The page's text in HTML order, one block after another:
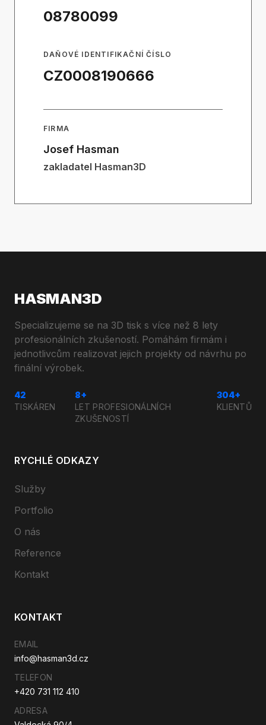
08780099
DAŇOVÉ IDENTIFIKAČNÍ ČÍSLO
CZ0008190666
FIRMA
Josef Hasman
zakladatel Hasman3D
HASMAN3D
Specializujeme se na 3D tisk s více než 8 lety
profesionálních zkušeností. Pomáhám firmám i
jednotlivcům realizovat jejich projekty od návrhu po
finální výrobek.
42
TISKÁREN
8+
LET PROFESIONÁLNÍCH
ZKUŠENOSTÍ
304+
KLIENTŮ
RYCHLÉ ODKAZY
Služby
Portfolio
O nás
Reference
Kontakt
KONTAKT
EMAIL
info@hasman3d.cz
TELEFON
+420 731 112 410
ADRESA